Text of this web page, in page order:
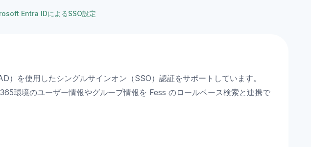
Entra IDによるSSO設定
を使用したシングルサインオン（SSO）認証をサポートしています。
環境のユーザー情報やグループ情報を Fess のロールベース検索と連携で